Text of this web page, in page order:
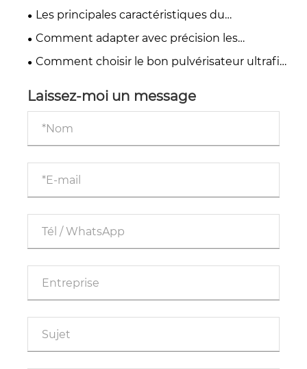
pharmaceutique.
Les principales caractéristiques du
pulvérisateur Feed Ultrafine.
Comment adapter avec précision les
concasseurs ultrafins à votre ligne de
Comment choisir le bon pulvérisateur ultrafin
directrices fondamentales pour les achats
transfrontaliers
Laissez-moi un message